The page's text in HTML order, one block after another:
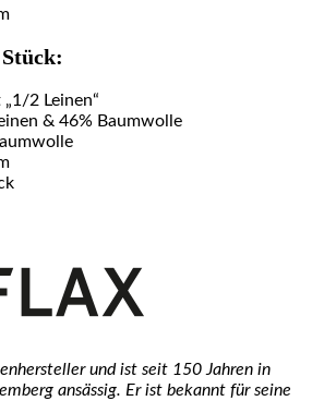
2 Leinen“
& 46% Baumwolle
und ist seit 150 Jahren in
ansässig. Er ist bekannt für seine